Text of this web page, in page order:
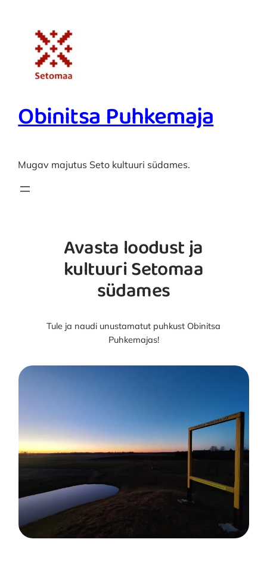
Obinitsa Puhkemaja
Mugav majutus Seto kultuuri südames.
Avasta loodust ja
kultuuri Setomaa
südames
Tule ja naudi unustamatut puhkust Obinitsa
Puhkemajas!